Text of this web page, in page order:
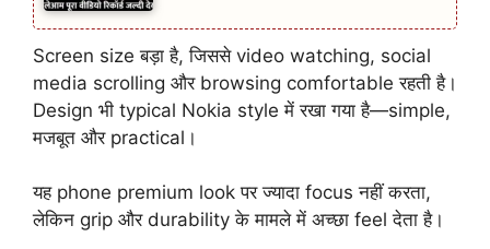
Screen size बड़ा है, जिससे video watching, social
media scrolling और browsing comfortable रहती है।
Design भी typical Nokia style में रखा गया है—simple,
मजबूत और practical।
यह phone premium look पर ज्यादा focus नहीं करता,
लेकिन grip और durability के मामले में अच्छा feel देता है।